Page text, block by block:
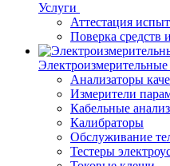
Услуги
Аттестация
Поверка средств
Анализаторы
Измерители
Кабельные
Калибраторы
Обслуживание
Тестеры